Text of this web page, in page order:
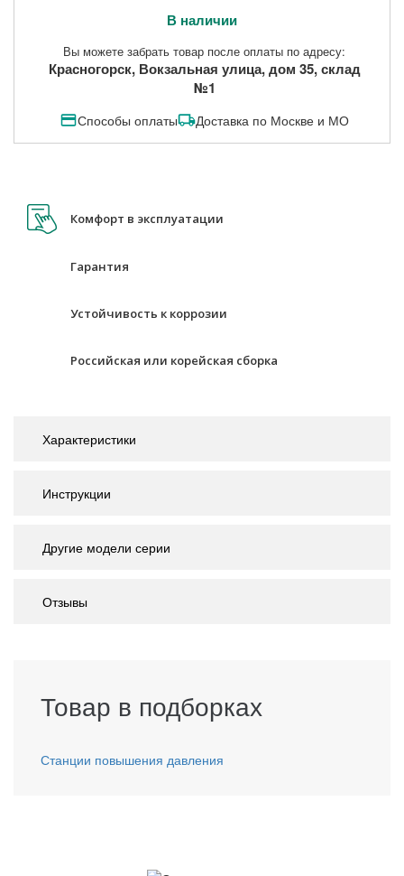
В наличии
Вы можете забрать товар после оплаты по адресу:
Красногорск, Вокзальная улица, дом 35, склад
№1
Способы оплаты Доставка по Москве и МО
Комфорт в эксплуатации
Гарантия
Устойчивость к коррозии
Российская или корейская сборка
Характеристики
Инструкции
Другие модели серии
Отзывы
Товар в подборках
Станции повышения давления